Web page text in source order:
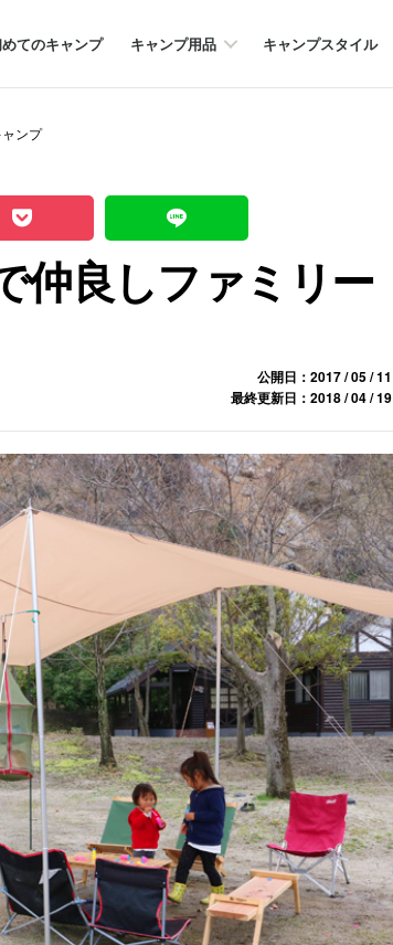
てのキャンプ キャンプ用品 キャンプスタイル
ンプ
仲良しファミリー
公開日：2017 / 05 / 11
最終更新日：2018 / 04 / 19